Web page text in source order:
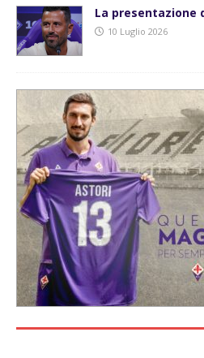
La presentazione
10 Luglio 2026